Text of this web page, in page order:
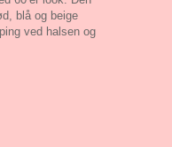
blå og beige
ved halsen og